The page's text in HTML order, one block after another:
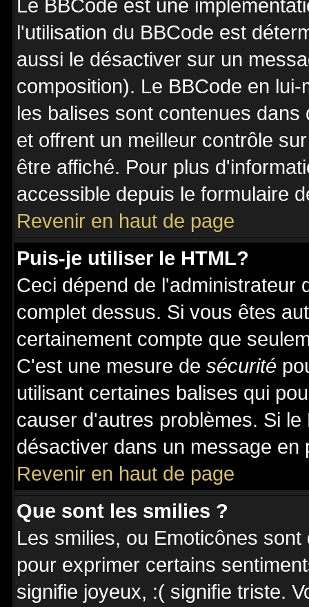
Le BBCode est une
l'utilisation du BBCode est
aussi le désactiver sur un
composition). Le BBCode en
les balises sont contenues
et offrent un meilleur contrôle
être affiché. Pour plus
accessible depuis le formulaire
Revenir en haut de page
Puis-je utiliser le HTML?
Ceci dépend de l'administrateur
complet dessus. Si vous êtes
certainement compte que
C'est une mesure de sécurité
utilisant certaines balises qui
causer d'autres problèmes. Si
désactiver dans un message
Revenir en haut de page
Que sont les smilies ?
Les smilies, ou Emoticônes
pour exprimer certains
signifie joyeux, :( signifie triste.